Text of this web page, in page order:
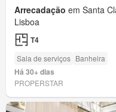
Arrecadação em Santa
Lisboa
T4
Sala de serviços Banheira
Há 30+ dias
PROPERSTAR